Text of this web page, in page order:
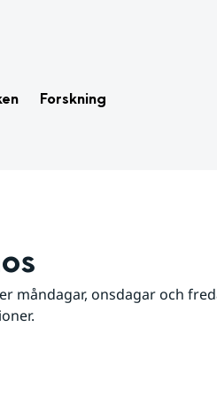
Forskning
måndagar, onsdagar och